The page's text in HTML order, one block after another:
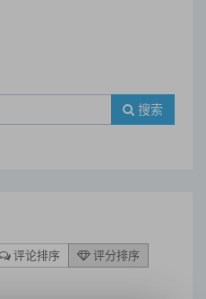
搜索
评论排序
评分排序